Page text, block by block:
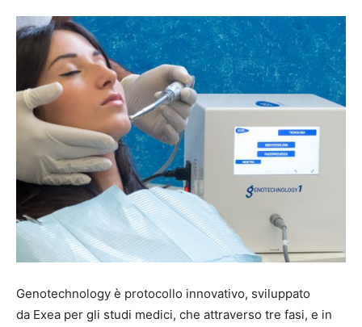
Genotechnology è protocollo innovativo, sviluppato
da Exea per gli studi medici, che attraverso tre fasi, e in